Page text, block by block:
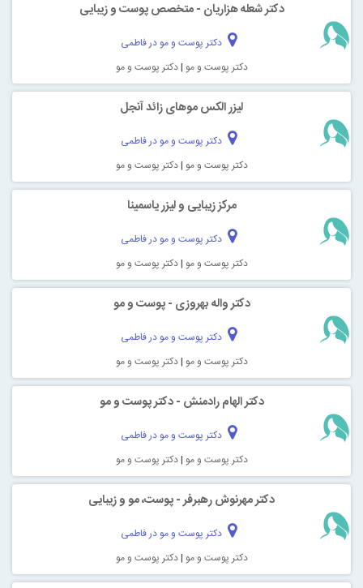
دکتر شعله هزاریان - متخصص پوست و زیبایی
دکتر پوست و مو در فاطمی
دکتر پوست و مو |دکتر پوست و مو
لیزر الکس موهای زائد آنجل
دکتر پوست و مو در فاطمی
دکتر پوست و مو |دکتر پوست و مو
مرکز زیبایی و لیزر یاسمینا
دکتر پوست و مو در فاطمی
دکتر پوست و مو |دکتر پوست و مو
دکتر واله بهروزی - پوست و مو
دکتر پوست و مو در فاطمی
دکتر پوست و مو |دکتر پوست و مو
دکتر الهام رادمنش - دکتر پوست و مو
دکتر پوست و مو در فاطمی
دکتر پوست و مو |دکتر پوست و مو
دکتر مهرنوش رهبرفر - پوست، مو و زیبایی
دکتر پوست و مو در فاطمی
دکتر پوست و مو |دکتر پوست و مو